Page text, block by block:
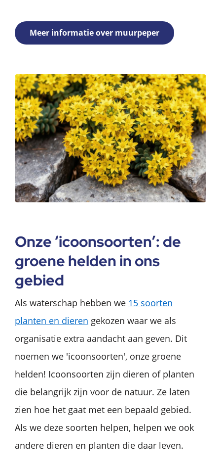
Meer informatie over muurpeper
Onze ‘icoonsoorten’: de
groene helden in ons
gebied
Als waterschap hebben we 15 soorten
planten en dieren gekozen waar we als
organisatie extra aandacht aan geven. Dit
noemen we 'icoonsoorten', onze groene
helden! Icoonsoorten zijn dieren of planten
die belangrijk zijn voor de natuur. Ze laten
zien hoe het gaat met een bepaald gebied.
Als we deze soorten helpen, helpen we ook
andere dieren en planten die daar leven.